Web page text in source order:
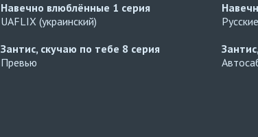
Навечно влюблённые 1 серия
UAFLIX (украинский)
Зантис, скучаю по тебе 8 серия
Превью